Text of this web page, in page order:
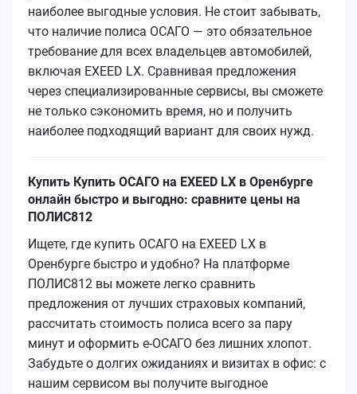
наиболее выгодные условия. Не стоит забывать,
что наличие полиса ОСАГО — это обязательное
требование для всех владельцев автомобилей,
включая EXEED LX. Сравнивая предложения
через специализированные сервисы, вы сможете
не только сэкономить время, но и получить
наиболее подходящий вариант для своих нужд.
Купить Купить ОСАГО на EXEED LX в Оренбурге
онлайн быстро и выгодно: сравните цены на
ПОЛИС812
Ищете, где купить ОСАГО на EXEED LX в
Оренбурге быстро и удобно? На платформе
ПОЛИС812 вы можете легко сравнить
предложения от лучших страховых компаний,
рассчитать стоимость полиса всего за пару
минут и оформить е-ОСАГО без лишних хлопот.
Забудьте о долгих ожиданиях и визитах в офис: с
нашим сервисом вы получите выгодное